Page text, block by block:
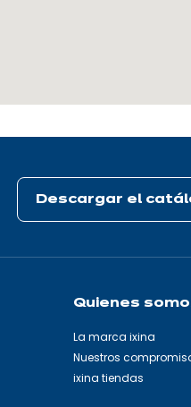
Descargar el
Quienes
La marca ixina
Nuestros
ixina tiendas